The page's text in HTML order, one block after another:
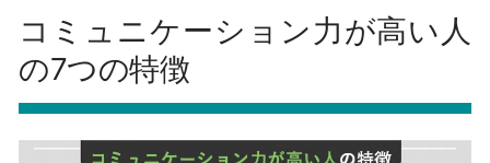
コミュニケーション力が高い人
の7つの特徴